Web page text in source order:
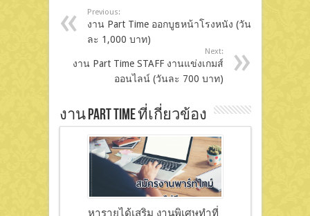
Previous:
งาน Part Time ออกบูธหน้าโรงหนัง (วัน
ละ 1,000 บาท)
Next:
งาน Part Time STAFF งานแข่งเกมส์
ออนไลน์ (วันละ 700 บาท)
งาน Part Time ที่เกี่ยวข้อง